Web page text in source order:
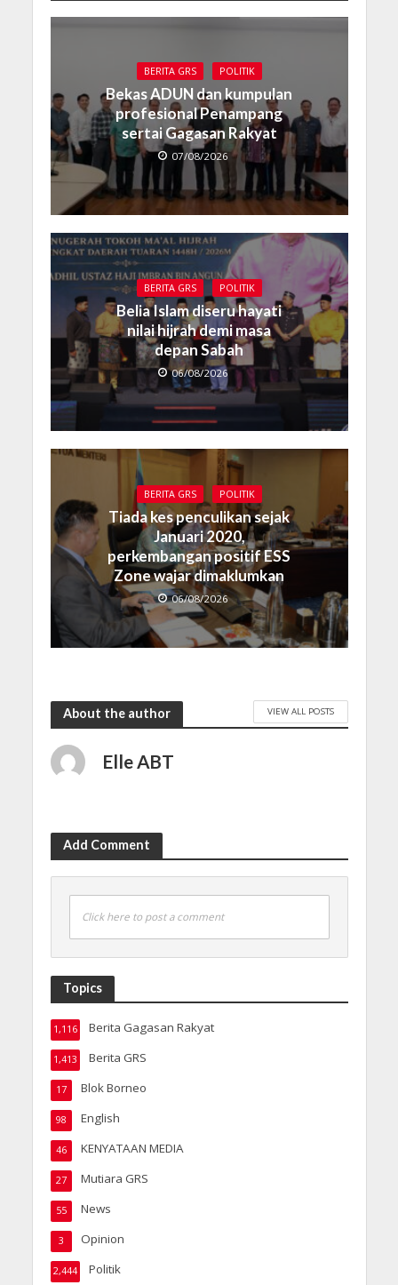
BERITA GRS POLITIK
Bekas ADUN dan kumpulan
profesional Penampang
sertai Gagasan Rakyat
07/08/2026
BERITA GRS POLITIK
Belia Islam diseru hayati
nilai hijrah demi masa
depan Sabah
06/08/2026
BERITA GRS POLITIK
Tiada kes penculikan sejak
Januari 2020,
perkembangan positif ESS
Zone wajar dimaklumkan
06/08/2026
About the author VIEW ALL POSTS
Elle ABT
Add Comment
Click here to post a comment
Topics
Berita Gagasan Rakyat
1,116
Berita GRS
1,413
Blok Borneo
17
English
98
KENYATAAN MEDIA
46
Mutiara GRS
27
News
55
Opinion
3
Politik
2,444